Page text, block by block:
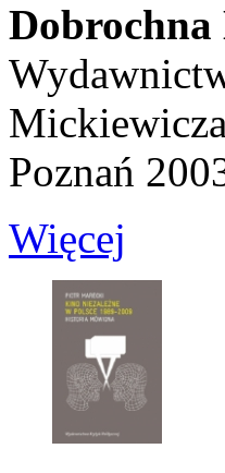
Dobrochna
Mickiewicza
Poznań
Więcej